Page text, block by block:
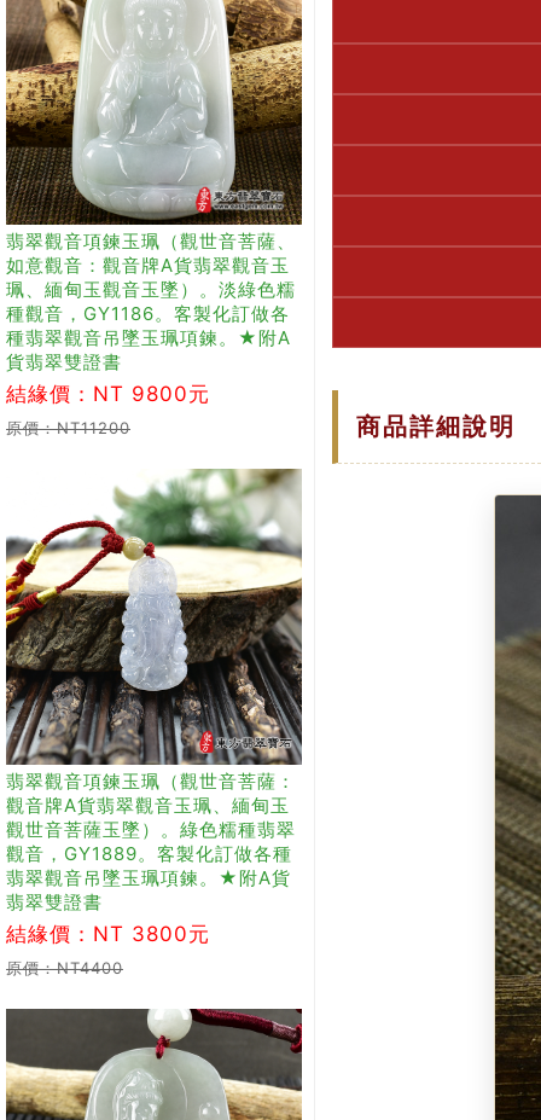
翡翠觀音項鍊玉珮（觀世音菩薩、
如意觀音：觀音牌A貨翡翠觀音玉
珮、緬甸玉觀音玉墜）。淡綠色糯
種觀音，GY1186。客製化訂做各
種翡翠觀音吊墜玉珮項鍊。★附A
貨翡翠雙證書
結緣價：NT 9800元
原價：NT11200
翡翠觀音項鍊玉珮（觀世音菩薩：
觀音牌A貨翡翠觀音玉珮、緬甸玉
觀世音菩薩玉墜）。綠色糯種翡翠
觀音，GY1889。客製化訂做各種
翡翠觀音吊墜玉珮項鍊。★附A貨
翡翠雙證書
結緣價：NT 3800元
原價：NT4400
商品詳細說明